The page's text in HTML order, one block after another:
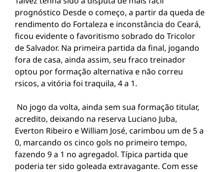
prognóstico Desde o começo, a partir da queda de
rendimento do Fortaleza e inconstância do Ceará,
ficou evidente o favoritismo sobrado do Tricolor
de Salvador. Na primeira partida da final, jogando
fora de casa, ainda assim, seu fraco treinador
optou por formação alternativa e não correu
rsicos, a vitória foi traquila, 4 a 1.
No jogo da volta, ainda sem sua formação titular,
acredito, deixando na reserva Luciano Juba,
Everton Ribeiro e William José, carimbou um de 5 a
0, marcando os cinco gols no primeiro tempo,
fazendo 9 a 1 no agregadol. Típica partida que
poderia ter sido goleada extravagante. Com esse